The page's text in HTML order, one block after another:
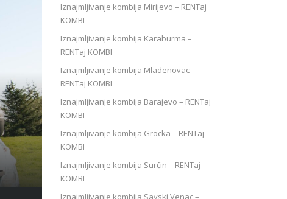
Iznajmljivanje kombija Mirijevo – RENTaj
KOMBI
Iznajmljivanje kombija Karaburma –
RENTaj KOMBI
Iznajmljivanje kombija Mladenovac –
RENTaj KOMBI
Iznajmljivanje kombija Barajevo – RENTaj
KOMBI
Iznajmljivanje kombija Grocka – RENTaj
KOMBI
Iznajmljivanje kombija Surčin – RENTaj
KOMBI
Iznajmljivanje kombija Savski Venac –